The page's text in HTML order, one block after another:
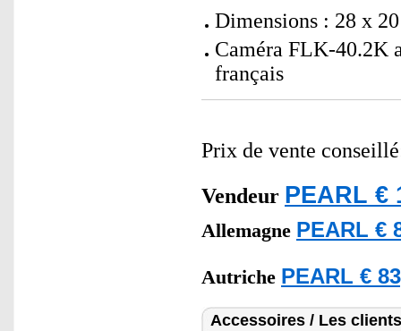
Dimensions : 28 x
Caméra FLK-40.2K
français
Prix de vente
Vendeur PEARL €
Allemagne PEARL €
Autriche PEARL €
Accessoires / Les